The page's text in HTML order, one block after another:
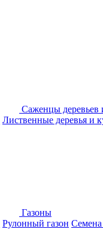
Саженцы деревьев
Лиственные деревья и
Газоны
Рулонный газон Семена